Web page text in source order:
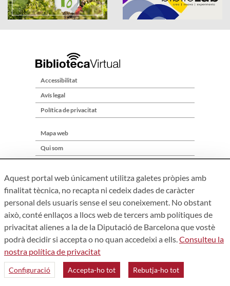
Accessibilitat
Avís legal
Política de privacitat
Mapa web
Qui som
Àrea de Cultura – Gerència de Serveis de Biblioteques. Zamora,
73. 08018 Barcelona. Tel: 934 022 241
Aquest portal web únicament utilitza galetes pròpies amb
finalitat tècnica, no recapta ni cedeix dades de caràcter
personal dels usuaris sense el seu coneixement. No obstant
això, conté enllaços a llocs web de tercers amb polítiques de
privacitat alienes a la de la Diputació de Barcelona que vostè
podrà decidir si accepta o no quan accedeixi a ells.Consulteu la
nostra política de privacitat
Configuració Accepta-ho tot Rebutja-ho tot